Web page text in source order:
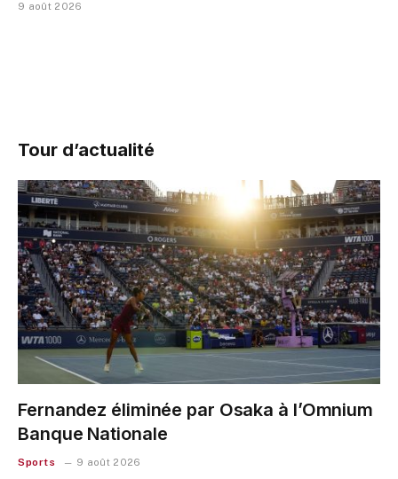
9 août 2026
Tour d’actualité
Fernandez éliminée par Osaka à l’Omnium
Banque Nationale
Sports 9 août 2026